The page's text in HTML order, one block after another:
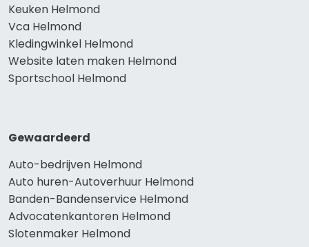
Keuken Helmond
Vca Helmond
Kledingwinkel Helmond
Website laten maken Helmond
Sportschool Helmond
Gewaardeerd
Auto-bedrijven Helmond
Auto huren-Autoverhuur Helmond
Banden-Bandenservice Helmond
Advocatenkantoren Helmond
Slotenmaker Helmond